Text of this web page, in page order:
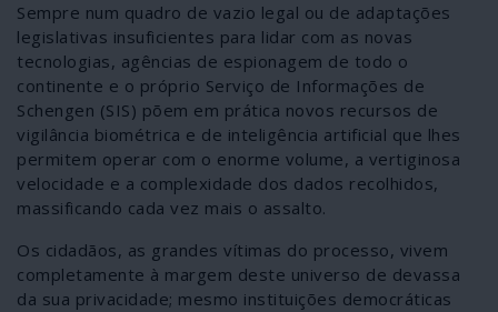
Sempre num quadro de vazio legal ou de adaptações
legislativas insuficientes para lidar com as novas
tecnologias, agências de espionagem de todo o
continente e o próprio Serviço de Informações de
Schengen (SIS) põem em prática novos recursos de
vigilância biométrica e de inteligência artificial que lhes
permitem operar com o enorme volume, a vertiginosa
velocidade e a complexidade dos dados recolhidos,
massificando cada vez mais o assalto.
Os cidadãos, as grandes vítimas do processo, vivem
completamente à margem deste universo de devassa
da sua privacidade; mesmo instituições democráticas